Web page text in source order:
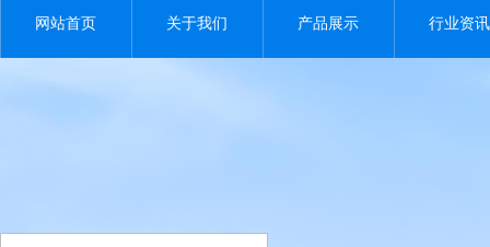
网站首页 关于我们 产品展示 行业资讯